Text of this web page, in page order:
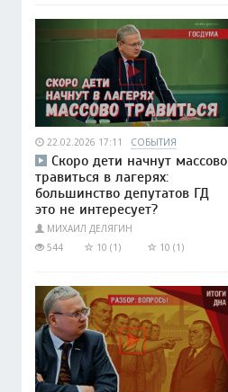
22.02.2026 17:11 СОБЫТИЯ
Скоро дети начнут массово
травиться в лагерях:
большинство депутатов ГД
это не интересует?
МИХАИЛ ДЕЛЯГИН
544
10 (1) 10 (1)